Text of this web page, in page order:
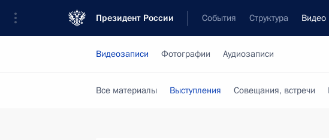
Президент России События Структура Видео
Видеозаписи Фотографии Аудиозаписи
Все материалы Выступления Совещания, встречи